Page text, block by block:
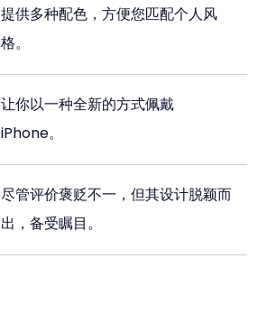
提供多种配色，方便您匹配个人风
格。
让你以一种全新的方式佩戴
iPhone。
尽管评价褒贬不一，但其设计脱颖而
出，备受瞩目。